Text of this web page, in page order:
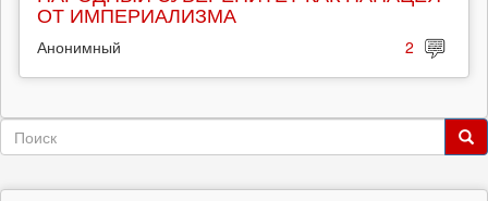
ОТ ИМПЕРИАЛИЗМА
Анонимный 2
Форма